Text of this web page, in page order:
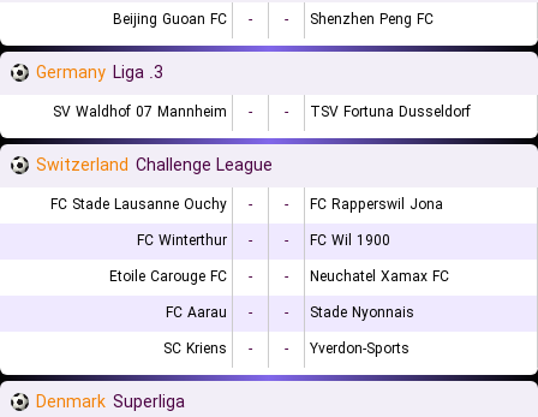
Beijing Guoan FC - - Shenzhen Peng FC
Germany 3. Liga
SV Waldhof 07 Mannheim - - TSV Fortuna Dusseldorf
Switzerland Challenge League
FC Stade Lausanne Ouchy - -
FC Rapperswil Jona
FC Winterthur
- -
FC Wil 1900
Etoile Carouge FC
- -
Neuchatel Xamax FC
FC Aarau
- -
Stade Nyonnais
SC Kriens
- - Yverdon-Sports
Denmark Superliga